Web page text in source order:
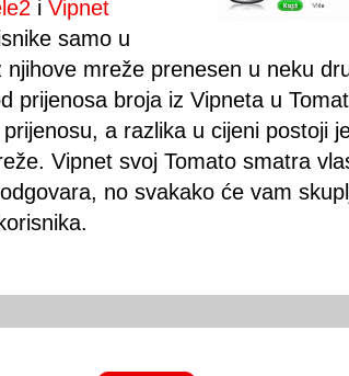
i Vipnet
samo u
mreže prenesen u neku
prijenosa broja iz Vipneta u
a razlika u cijeni postoji
Vipnet svoj Tomato smatra
no svakako će vam